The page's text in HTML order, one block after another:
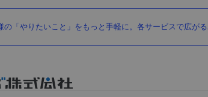
の「やりたいこと」をもっと手軽に。各サービスで広が